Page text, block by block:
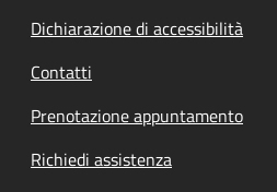
Dichiarazione di accessibilità
Contatti
Prenotazione appuntamento
Richiedi assistenza